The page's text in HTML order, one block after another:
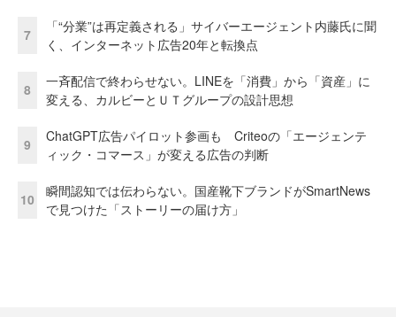
7
「“分業”は再定義される」サイバーエージェント内藤氏に聞
く、インターネット広告20年と転換点
8
一斉配信で終わらせない。LINEを「消費」から「資産」に
変える、カルビーとＵＴグループの設計思想
9
ChatGPT広告パイロット参画も Criteoの「エージェンテ
ィック・コマース」が変える広告の判断
10
瞬間認知では伝わらない。国産靴下ブランドがSmartNews
で見つけた「ストーリーの届け方」